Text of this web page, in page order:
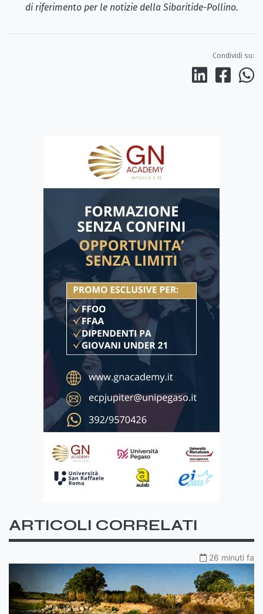
di riferimento per le notizie della Sibaritide-Pollino.
Condividi su:
ARTICOLI CORRELATI
26 minuti fa